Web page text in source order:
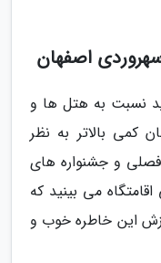
اصفهان
نسبت به هتل ها و
کمی بالاتر به نظر
فصلی و جشنواره های
اقامتگاه می بینید که
این خاطره خوب و